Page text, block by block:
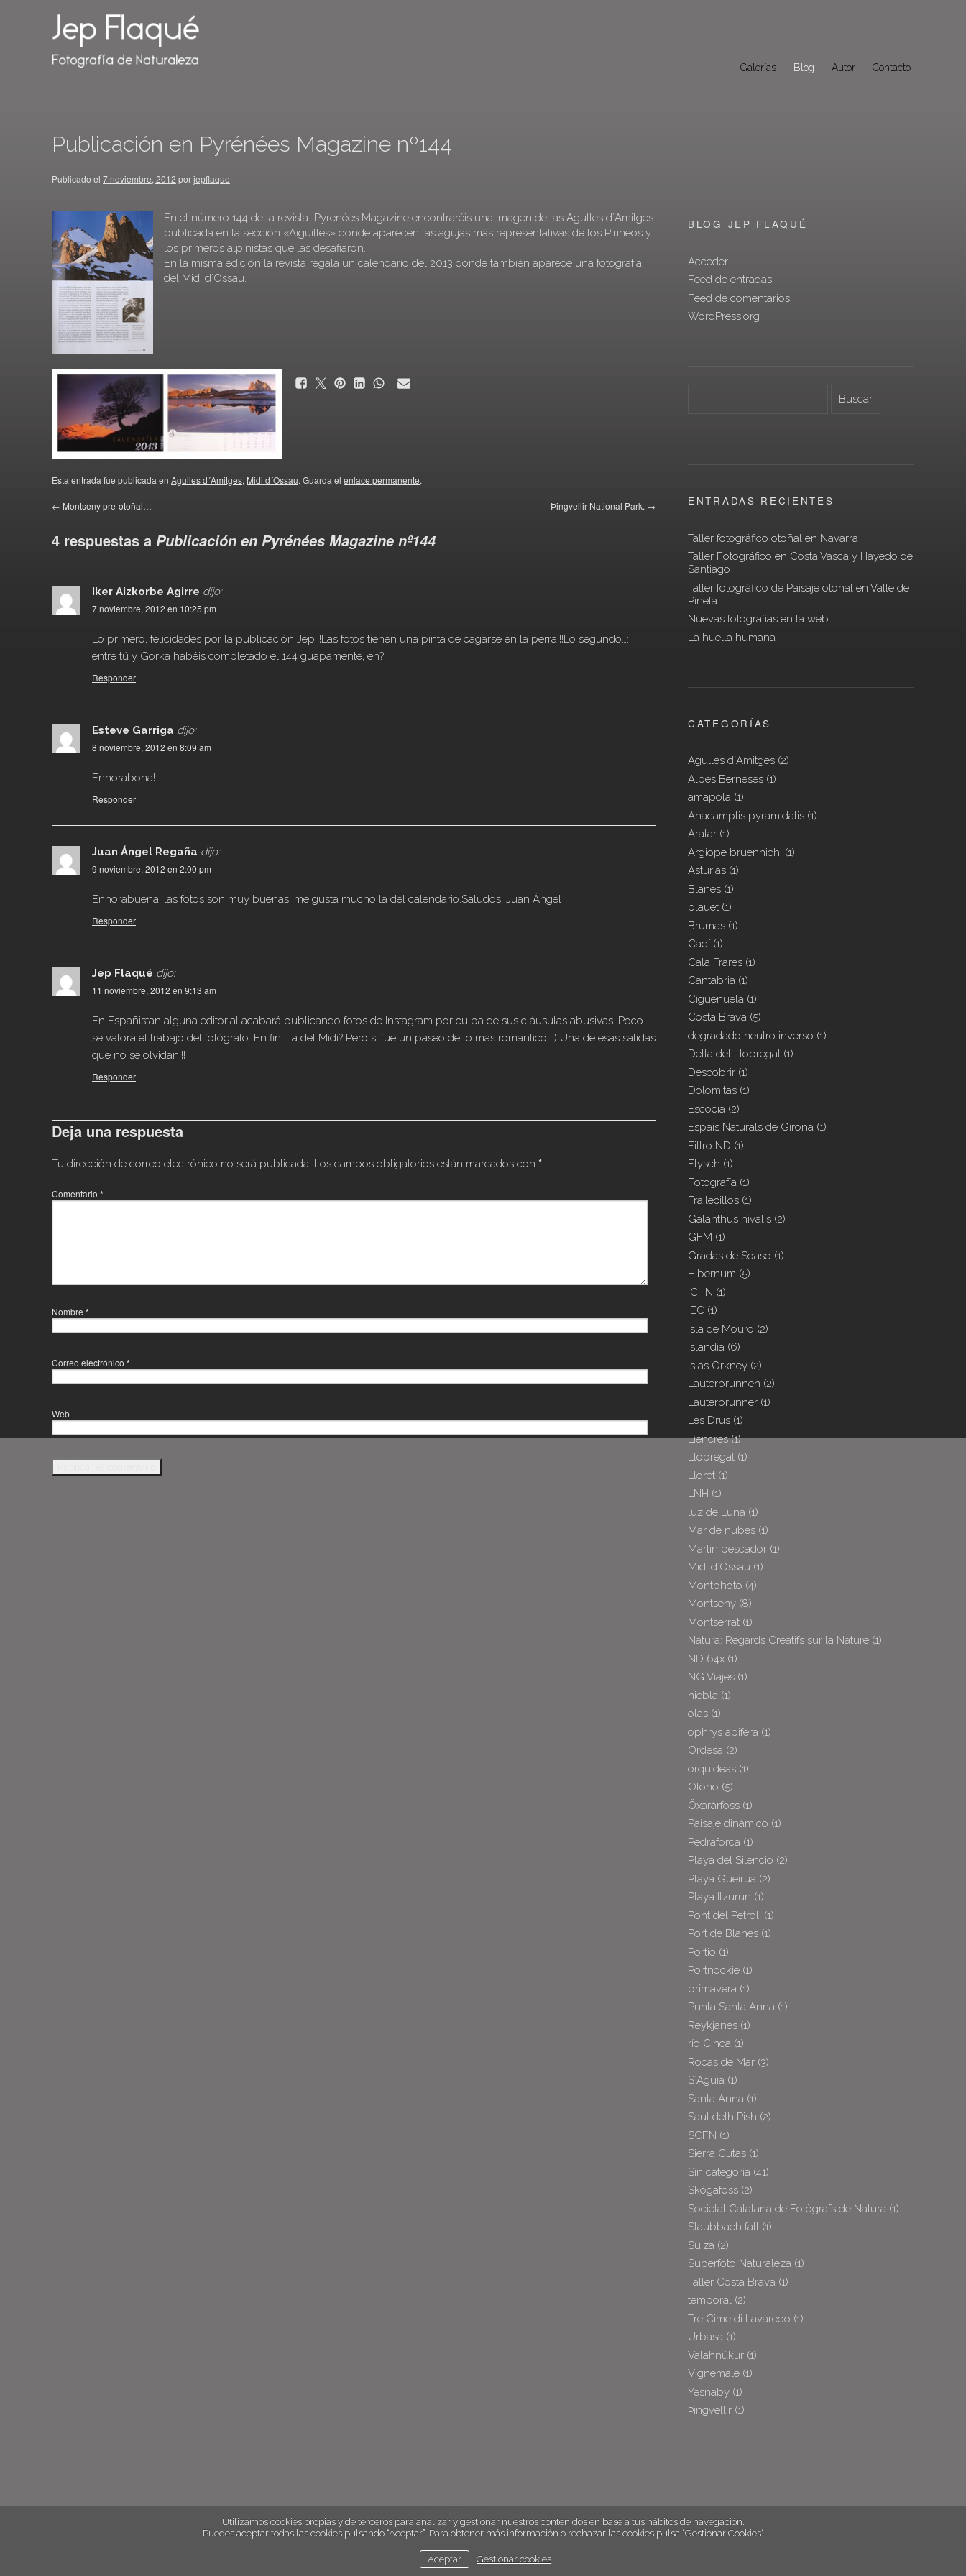
Galerías Blog Autor Contacto
Publicación en Pyrénées Magazine nº144
Publicado el 7 noviembre, 2012 porjepflaque
En el número 144 de la revista Pyrénées Magazine encontraréis una imagen de las Agulles d´Amitges
publicada en la sección «Aiguilles» donde aparecen las agujas más representativas de los Pirineos y
los primeros alpinistas que las desafiaron.
En la misma edición la revista regala un calendario del 2013 donde también aparece una fotografía
del Midi d´Ossau.
Esta entrada fue publicada en Agulles d´Amitges, Midi d´Ossau. Guarda el enlace permanente.
← Montseny pre-otoñal… Þingvellir National Park. →
4 respuestas a Publicación en Pyrénées Magazine nº144
Iker Aizkorbe Agirre dijo:
7 noviembre, 2012 en 10:25 pm
Lo primero, felicidades por la publicación Jep!!!Las fotos tienen una pinta de cagarse en la perra!!!Lo segundo…:
entre tú y Gorka habéis completado el 144 guapamente, eh?!
Responder
Esteve Garriga dijo:
8 noviembre, 2012 en 8:09 am
Enhorabona!
Responder
Juan Ángel Regaña dijo:
9 noviembre, 2012 en 2:00 pm
Enhorabuena; las fotos son muy buenas, me gusta mucho la del calendario.Saludos, Juan Ángel
Responder
Jep Flaqué dijo:
11 noviembre, 2012 en 9:13 am
En Españistan alguna editorial acabará publicando fotos de Instagram por culpa de sus cláusulas abusivas. Poco
se valora el trabajo del fotógrafo. En fin…La del Midi? Pero si fue un paseo de lo más romantico! :) Una de esas salidas
que no se olvidan!!!
Responder
Deja una respuesta
Tu dirección de correo electrónico no será publicada. Los campos obligatorios están marcados con *
Comentario *
Nombre *
Correo electrónico *
Web
BLOG JEP FLAQUÉ
Acceder
Feed de entradas
Feed de comentarios
WordPress.org
ENTRADAS RECIENTES
Taller fotográfico otoñal en Navarra
Taller Fotográfico en Costa Vasca y Hayedo de
Santiago
Taller fotográfico de Paisaje otoñal en Valle de
Pineta.
Nuevas fotografías en la web.
La huella humana
CATEGORÍAS
Agulles d´Amitges (2)
Alpes Berneses (1)
amapola (1)
Anacamptis pyramidalis (1)
Aralar (1)
Argiope bruennichi (1)
Asturias (1)
Blanes (1)
blauet (1)
Brumas (1)
Cadí (1)
Cala Frares (1)
Cantabria (1)
Cigüeñuela (1)
Costa Brava (5)
degradado neutro inverso (1)
Delta del Llobregat (1)
Descobrir (1)
Dolomitas (1)
Escocia (2)
Espais Naturals de Girona (1)
Filtro ND (1)
Flysch (1)
Fotografía (1)
Frailecillos (1)
Galanthus nivalis (2)
GFM (1)
Gradas de Soaso (1)
Hibernum (5)
ICHN (1)
IEC (1)
Isla de Mouro (2)
Islandia (6)
Islas Orkney (2)
Lauterbrunnen (2)
Lauterbrunner (1)
Les Drus (1)
Liencres(1)
Llobregat (1)
Lloret (1)
LNH (1)
luz de Luna (1)
Mar de nubes (1)
Martin pescador (1)
Midi d´Ossau (1)
Montphoto (4)
Montseny (8)
Montserrat (1)
Natura: Regards Créatifs sur la Nature (1)
ND 64x (1)
NG Viajes (1)
niebla (1)
olas (1)
ophrys apifera (1)
Ordesa (2)
orquideas (1)
Otoño (5)
Öxarárfoss (1)
Paisaje dinámico (1)
Pedraforca (1)
Playa del Silencio (2)
Playa Gueirua (2)
Playa Itzurun (1)
Pont del Petroli (1)
Port de Blanes (1)
Portio (1)
Portnockie (1)
primavera (1)
Punta Santa Anna (1)
Reykjanes (1)
río Cinca (1)
Rocas de Mar (3)
S´Aguia (1)
Santa Anna (1)
Saut deth Pish (2)
SCFN (1)
Sierra Cutas (1)
Sin categoría (41)
Skógafoss (2)
Societat Catalana de Fotògrafs de Natura (1)
Staubbach fall (1)
Suiza (2)
Superfoto Naturaleza (1)
Taller Costa Brava (1)
temporal (2)
Tre Cime di Lavaredo (1)
Urbasa (1)
Valahnúkur (1)
Vignemale (1)
Yesnaby (1)
Þingvellir (1)
english
aviso legal política de cookies
Utilizamos cookies propias y de terceros para analizar y gestionar nuestros contenidos en base a tus hábitos de navegación.
Puedes aceptar todas las cookies pulsando “Aceptar”. Para obtener más información o rechazar las cookies pulsa “Gestionar Cookies“
Aceptar Gestionar cookies